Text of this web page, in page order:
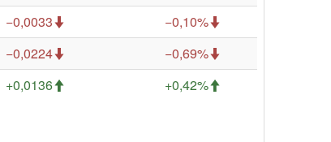
−0,0033
−0,10%
−0,0224
−0,69%
+0,0136 +0,42%